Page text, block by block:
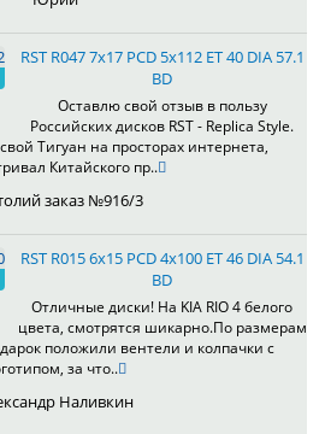
RST R047 7x17 PCD 5x112 ET 40 DIA 57.1
BD
Оставлю свой отзыв в пользу
Российских дисков RST - Replica Style.
Тигуан на просторах интернета,
Китайского пр..
заказ №916/3
RST R015 6x15 PCD 4x100 ET 46 DIA 54.1
BD
Отличные диски! На KIA RIO 4 белого
цвета, смотрятся шикарно.По размерам
положили вентели и колпачки с
за что..
Наливкин